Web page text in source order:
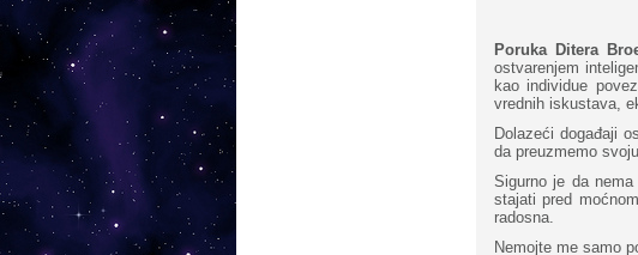
Poruka Ditera
ostvarenjem
kao individue
vrednih iskustava,
Dolazeći događaji
da preuzmemo
Sigurno je da
stajati pred
radosna.
Nemojte me samo